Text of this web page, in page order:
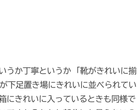
うか丁寧というか
「靴がきれいに揃
下足置き場にきれいに並べられてい
にきれいに入っているときも同様で